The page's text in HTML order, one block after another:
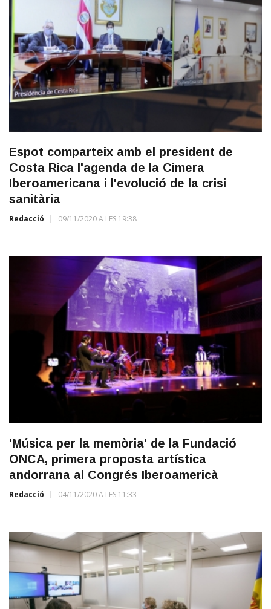
Espot comparteix amb el president de
Costa Rica l'agenda de la Cimera
Iberoamericana i l'evolució de la crisi
sanitària
Redacció 09/11/2020 A LES 19:38
'Música per la memòria' de la Fundació
ONCA, primera proposta artística
andorrana al Congrés Iberoamericà
Redacció 04/11/2020 A LES 11:33